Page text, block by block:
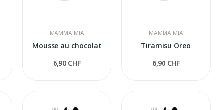
MAMMA MIA
Mousse au chocolat
6,90 CHF
MAMMA MIA
Tiramisu Oreo
6,90 CHF